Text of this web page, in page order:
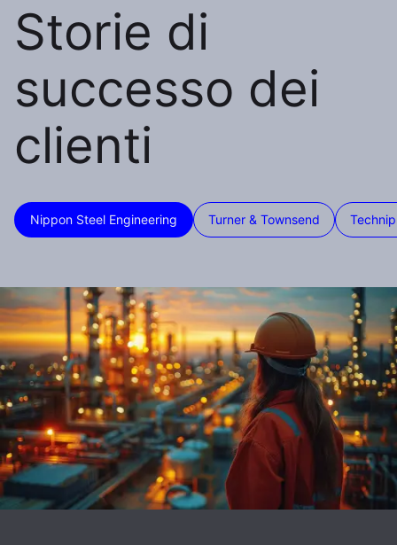
Storie di
successo dei
clienti
Nippon Steel Engineering Turner & Townsend